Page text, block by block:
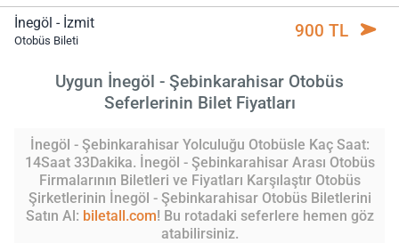
İnegöl - İzmit
Otobüs Bileti 900 TL
Uygun İnegöl - Şebinkarahisar Otobüs
Seferlerinin Bilet Fiyatları
İnegöl - Şebinkarahisar Yolculuğu Otobüsle Kaç Saat:
14Saat 33Dakika. İnegöl - Şebinkarahisar Arası Otobüs
Firmalarının Biletleri ve Fiyatları Karşılaştır Otobüs
Şirketlerinin İnegöl - Şebinkarahisar Otobüs Biletlerini
Satın Al: biletall.com! Bu rotadaki seferlere hemen göz
atabilirsiniz.